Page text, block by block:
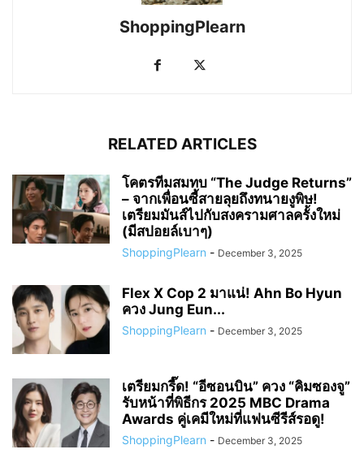
ShoppingPlearn
RELATED ARTICLES
โคตรทีมสมทบ “The Judge Returns”
– จากเพื่อนซี้สายลุยถึงทนายงูพิษ!
เตรียมมันส์ไปกับสงครามศาลครั้งใหม่
(มีสปอยล์เบาๆ)
ShoppingPlearn - December 3, 2025
Flex X Cop 2 มาแน่! Ahn Bo Hyun
ควง Jung Eun...
ShoppingPlearn - December 3, 2025
เตรียมกรี๊ด! “อีซอนบิน” ควง “คิมซองจู”
รับหน้าที่พิธีกร 2025 MBC Drama
Awards คู่เคมีใหม่ที่แฟนซีรีส์รอดู!
ShoppingPlearn - December 3, 2025